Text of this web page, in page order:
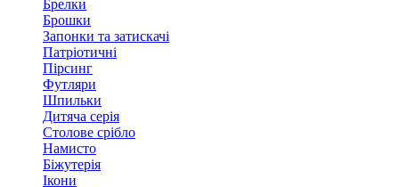
Брелки
Брошки
Запонки та затискачі
Патріотичні
Пірсинг
Футляри
Шпильки
Дитяча серія
Столове срібло
Намисто
Біжутерія
Ікони